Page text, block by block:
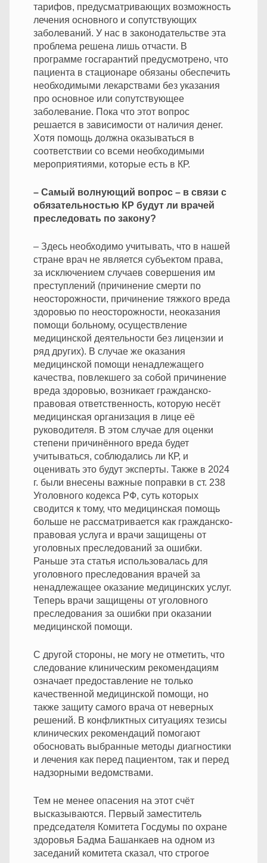
тарифов, предусматривающих возможность
лечения основного и сопутствующих
заболеваний. У нас в законодательстве эта
проблема решена лишь отчасти. В
программе госгарантий предусмотрено, что
пациента в стационаре обязаны обеспечить
необходимыми лекарствами без указания
про основное или сопутствующее
заболевание. Пока что этот вопрос
решается в зависимости от наличия денег.
Хотя помощь должна оказываться в
соответствии со всеми необходимыми
мероприятиями, которые есть в КР.
– Самый волнующий вопрос – в связи с
обязательностью КР будут ли врачей
преследовать по закону?
– Здесь необходимо учитывать, что в нашей
стране врач не является субъектом права,
за исключением случаев совершения им
преступлений (причинение смерти по
неосторожности, причинение тяжкого вреда
здоровью по неосторожности, неоказания
помощи больному, осуществление
медицинской деятельности без лицензии и
ряд других). В случае же оказания
медицинской помощи ненадлежащего
качества, повлекшего за собой причинение
вреда здоровью, возникает гражданско-
правовая ответственность, которую несёт
медицинская организация в лице её
руководителя. В этом случае для оценки
степени причинённого вреда будет
учитываться, соблюдались ли КР, и
оценивать это будут эксперты. Также в 2024
г. были внесены важные поправки в ст. 238
Уголовного кодекса РФ, суть которых
сводится к тому, что медицинская помощь
больше не рассматривается как гражданско-
правовая услуга и врачи защищены от
уголовных преследований за ошибки.
Раньше эта статья использовалась для
уголовного преследования врачей за
ненадлежащее оказание медицинских услуг.
Теперь врачи защищены от уголовного
преследования за ошибки при оказании
медицинской помощи.
С другой стороны, не могу не отметить, что
следование клиническим рекомендациям
означает предоставление не только
качественной медицинской помощи, но
также защиту самого врача от неверных
решений. В конфликтных ситуациях тезисы
клинических рекомендаций помогают
обосновать выбранные методы диагностики
и лечения как перед пациентом, так и перед
надзорными ведомствами.
Тем не менее опасения на этот счёт
высказываются. Первый заместитель
председателя Комитета Госдумы по охране
здоровья Бадма Башанкаев на одном из
заседаний комитета сказал, что строгое